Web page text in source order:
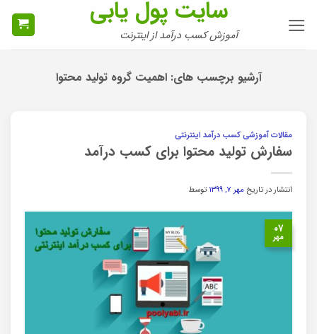
سایت پول یابی
آموزش کسب درآمد از اینترنت
آرشیو برچسب های:اهمیت گروه تولید محتوا
مقالات آموزشی کسب درآمد اینترنتی
سفارش تولید محتوا برای کسب درآمد
انتشار در تاریخ مهر ۷, ۱۳۹۹ توسط
۰۷
مهر